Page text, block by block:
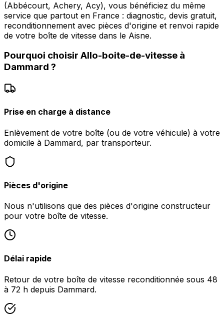
(Abbécourt, Achery, Acy), vous bénéficiez du même
service que partout en France : diagnostic, devis gratuit,
reconditionnement avec pièces d'origine et renvoi rapide
de votre boîte de vitesse dans le Aisne.
Pourquoi choisir Allo-boite-de-vitesse à
Dammard ?
Prise en charge à distance
Enlèvement de votre boîte (ou de votre véhicule) à votre
domicile à Dammard, par transporteur.
Pièces d'origine
Nous n'utilisons que des pièces d'origine constructeur
pour votre boîte de vitesse.
Délai rapide
Retour de votre boîte de vitesse reconditionnée sous 48
à 72 h depuis Dammard.